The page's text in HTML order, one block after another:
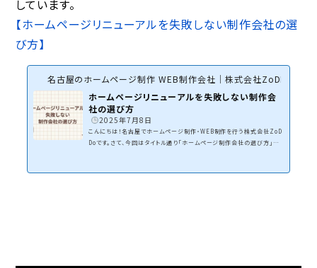
しています。
【ホームページリニューアルを失敗しない制作会社の選
び方】
名古屋のホームページ制作 WEB制作会社｜株式会社ZoDDo
ホームページリニューアルを失敗しない制作会
社の選び方
2025年7月8日
こんにちは！名古屋でホームページ制作・WEB制作を行う株式会社ZoD
Doです。さて、今回はタイトル通り「ホームページ制作会社の選び方」に